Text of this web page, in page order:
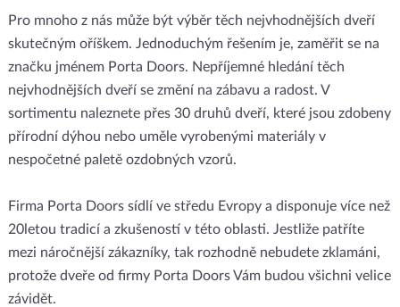
Pro mnoho z nás může být výběr těch nejvhodnějších dveří
skutečným oříškem. Jednoduchým řešením je, zaměřit se na
značku jménem Porta Doors. Nepříjemné hledání těch
nejvhodnějších dveří se změní na zábavu a radost. V
sortimentu naleznete přes 30 druhů dveří, které jsou zdobeny
přírodní dýhou nebo uměle vyrobenými materiály v
nespočetné paletě ozdobných vzorů.
Firma Porta Doors sídlí ve středu Evropy a disponuje více než
20letou tradicí a zkušeností v této oblasti. Jestliže patříte
mezi náročnější zákazníky, tak rozhodně nebudete zklamáni,
protože dveře od firmy Porta Doors Vám budou všichni velice
závidět.